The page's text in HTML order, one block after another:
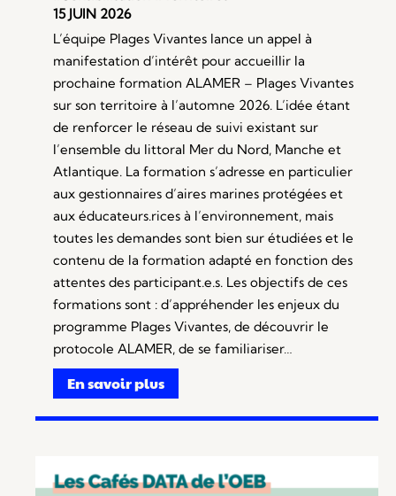
15 JUIN 2026
L’équipe Plages Vivantes lance un appel à
manifestation d’intérêt pour accueillir la
prochaine formation ALAMER – Plages Vivantes
sur son territoire à l’automne 2026. L’idée étant
de renforcer le réseau de suivi existant sur
l’ensemble du littoral Mer du Nord, Manche et
Atlantique. La formation s’adresse en particulier
aux gestionnaires d’aires marines protégées et
aux éducateurs.rices à l’environnement, mais
toutes les demandes sont bien sur étudiées et le
contenu de la formation adapté en fonction des
attentes des participant.e.s. Les objectifs de ces
formations sont : d’appréhender les enjeux du
programme Plages Vivantes, de découvrir le
protocole ALAMER, de se familiariser…
En savoir plus